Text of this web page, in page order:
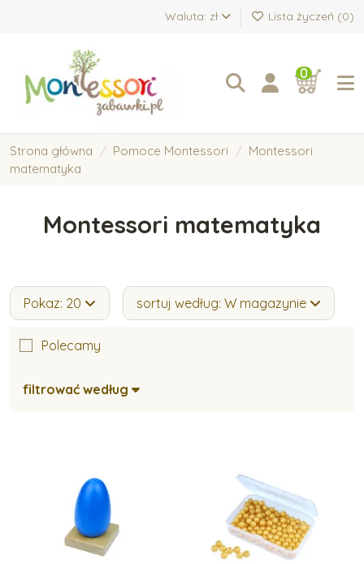
Waluta: zł Lista życzeń (0)
0
Strona główna Pomoce Montessori
Montessori
matematyka
Montessori matematyka
Pokaz: 20 sortuj według: W magazynie
filtrować według
Polecamy